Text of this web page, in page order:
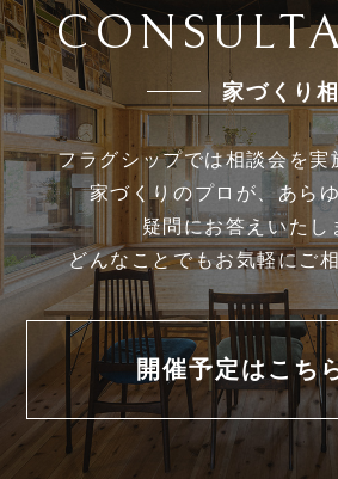
家づくり
フラグシップでは相談会を実
家づくりのプロが、あら
疑問にお答えいたし
どんなことでもお気軽にご
開催予定はこち